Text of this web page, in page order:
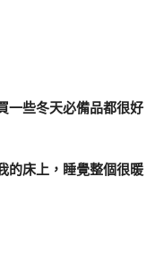
一些冬天必備品都很好
的床上，睡覺整個很暖